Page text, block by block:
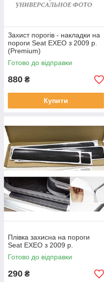
Захист порогів - накладки на
пороги Seat EXEO з 2009 р.
(Premium)
Готово до відправки
880 ₴
Купити
Плівка захисна на пороги
Seat EXEO з 2009 р.
Готово до відправки
290 ₴